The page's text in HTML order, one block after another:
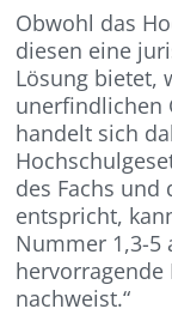
Obwohl das
diesen eine
Lösung bietet,
unerfindlichen
handelt sich
des Fachs und
entspricht,
Nummer 1,3-5
hervorragende
nachweist.“